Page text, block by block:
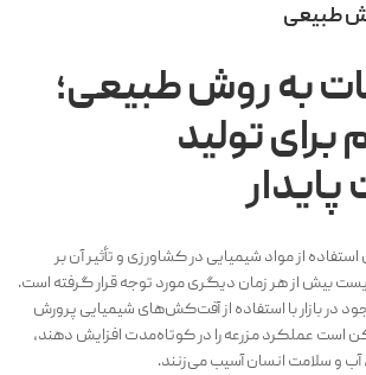
طبیعی
به روش طبیعی؛
برای تولید
از مواد شیمیایی در کشاورزی و تأثیر آن بر
بیش از هر زمان دیگری مورد توجه قرار گرفته است.
در بازار با استفاده از آفت‌کش‌های شیمیایی پرورش
است عملکرد مزرعه را در کوتاه‌مدت افزایش دهند،
آب و سلامت انسان آسیب می‌زنند.